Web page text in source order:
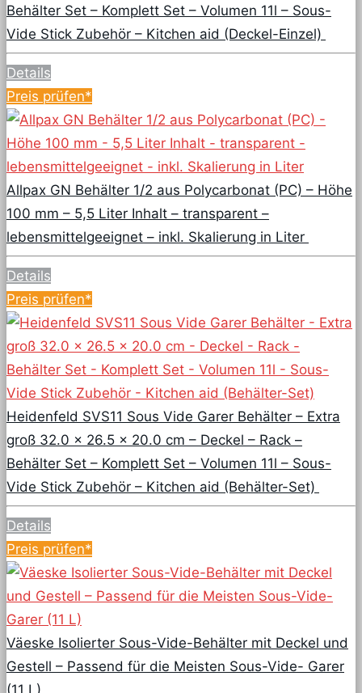
Behälter Set – Komplett Set – Volumen 11l – Sous-
Vide Stick Zubehör – Kitchen aid (Deckel-Einzel)
Details
Preis prüfen*
Allpax GN Behälter 1/2 aus Polycarbonat (PC) – Höhe
100 mm – 5,5 Liter Inhalt – transparent –
lebensmittelgeeignet – inkl. Skalierung in Liter
Details
Preis prüfen*
Heidenfeld SVS11 Sous Vide Garer Behälter – Extra
groß 32.0 x 26.5 x 20.0 cm – Deckel – Rack –
Behälter Set – Komplett Set – Volumen 11l – Sous-
Vide Stick Zubehör – Kitchen aid (Behälter-Set)
Details
Preis prüfen*
Väeske Isolierter Sous-Vide-Behälter mit Deckel und
Gestell – Passend für die Meisten Sous-Vide- Garer
(11 L)